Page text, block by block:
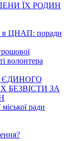
ЇХ РОДИН
в ЦНАП: поради
волонтера
ЄДИНОГО
БЕЗВІСТИ ЗА
ради